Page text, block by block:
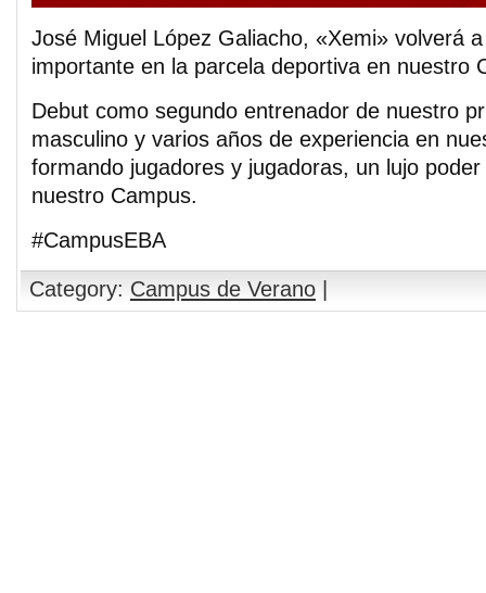
José Miguel López Galiacho, «Xemi» volverá
importante en la parcela deportiva en nuestro
Debut como segundo entrenador de nuestro
masculino y varios años de experiencia en
formando jugadores y jugadoras, un lujo
nuestro Campus.
#CampusEBA
Category: Campus de Verano